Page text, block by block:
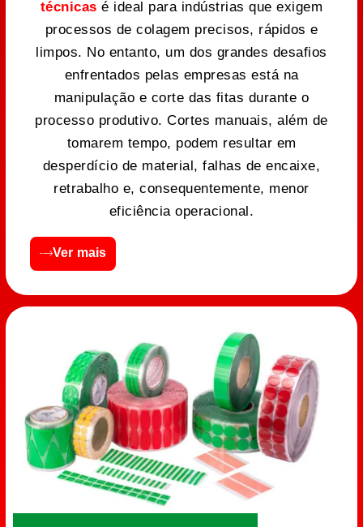
técnicas é ideal para indústrias que exigem
processos de colagem precisos, rápidos e
limpos. No entanto, um dos grandes desafios
enfrentados pelas empresas está na
manipulação e corte das fitas durante o
processo produtivo. Cortes manuais, além de
tomarem tempo, podem resultar em
desperdício de material, falhas de encaixe,
retrabalho e, consequentemente, menor
eficiência operacional.
Ver mais